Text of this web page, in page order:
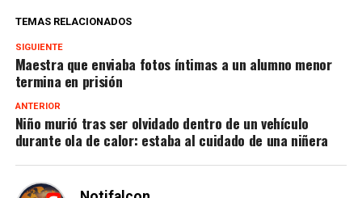
TEMAS RELACIONADOS
SIGUIENTE
Maestra que enviaba fotos íntimas a un alumno menor
termina en prisión
ANTERIOR
Niño murió tras ser olvidado dentro de un vehículo
durante ola de calor: estaba al cuidado de una niñera